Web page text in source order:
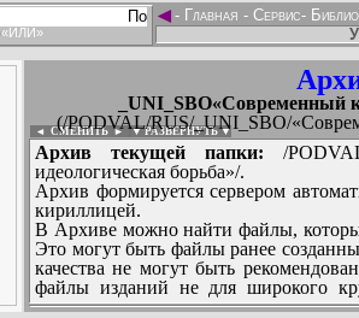
«ИЛИ»
◄- Главная - Сервис-
_UNI_SBO«Современный
(/PODVAL/RUS/_UNI_SBO/
◄ СМЕНИТЬ ►|▼ РАЗВЕРНУТЬ ▼
Архив текущей папки: /
идеологическая борьба»/.
Архив формируется сервером
кириллицей.
В Архиве можно найти файлы,
Это могут быть файлы ранее
качества не могут быть
файлы изданий не для широкого
других стран и народов.